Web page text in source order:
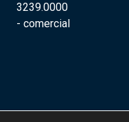
3239.0000
- comercial